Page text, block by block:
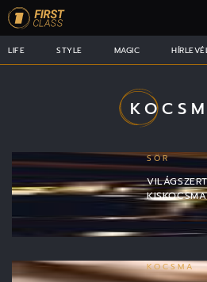
LIFE STYLE MAGIC
SÖR
KOCSMA